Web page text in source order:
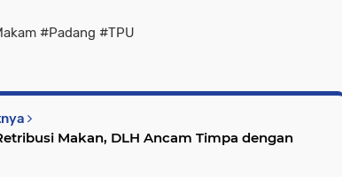
#Padang #TPU
Makan, DLH Ancam Timpa dengan